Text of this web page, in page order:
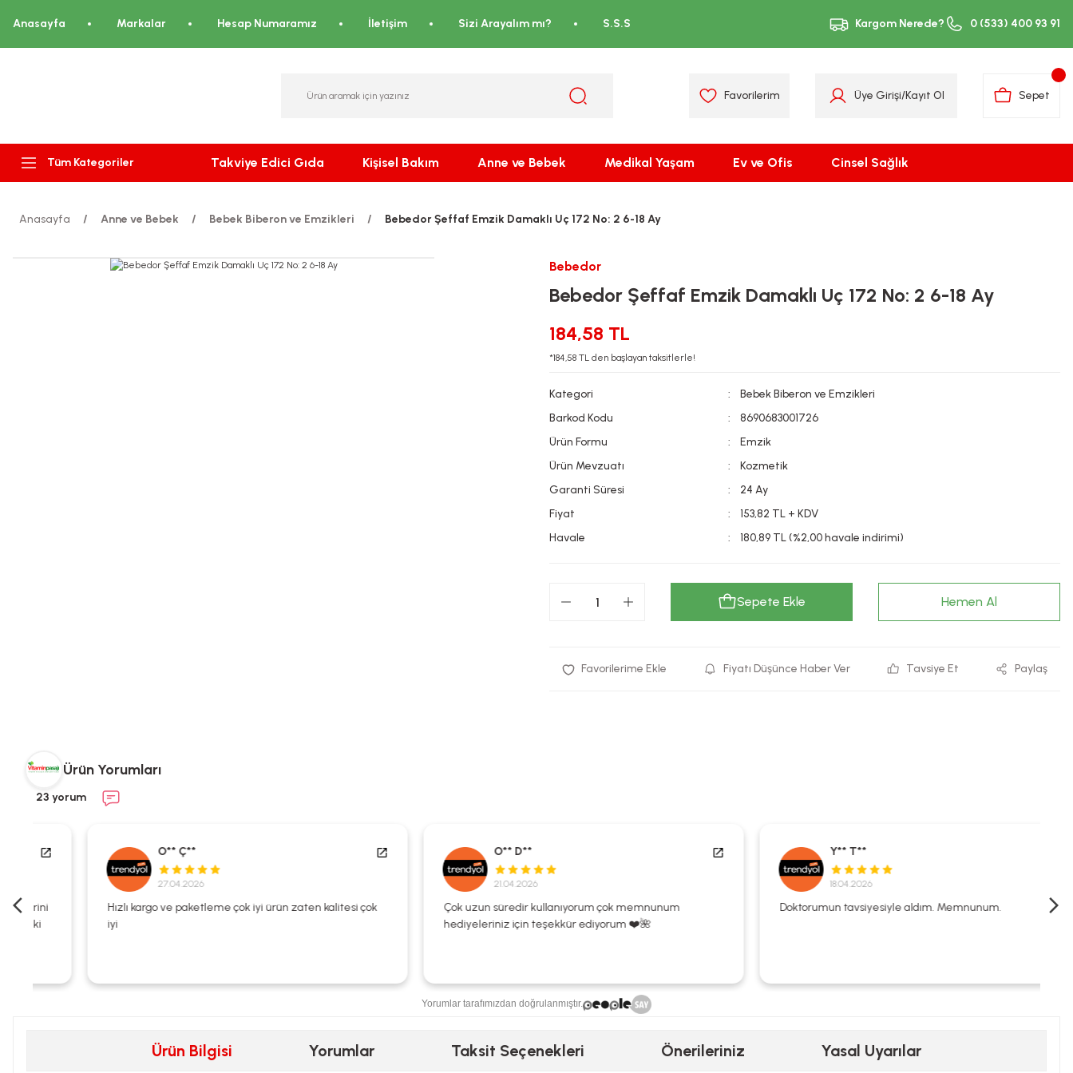
Anasayfa Markalar Hesap Numaramız İletişim Sizi Arayalım mı? S.S.S Kargom Nerede? 0 (533) 400 93 91
Favorilerim Üye Girişi/Kayıt Ol Sepet
Tüm Kategoriler Takviye Edici Gıda Kişisel Bakım Anne ve Bebek Medikal Yaşam Ev ve Ofis Cinsel Sağlık
Anasayfa Anne ve Bebek Bebek Biberon ve Emzikleri Bebedor Şeffaf Emzik Damaklı Uç 172 No: 2 6-18 Ay
Bebedor
Bebedor Şeffaf Emzik Damaklı Uç 172 No: 2 6-18 Ay
184,58 TL
*184,58 TL den başlayan taksitlerle!
Kategori
Bebek Biberon ve Emzikleri
Barkod Kodu
8690683001726
Ürün Formu
Emzik
Ürün Mevzuatı
Kozmetik
Garanti Süresi
24 Ay
Fiyat
153,82 TL + KDV
Havale
180,89 TL (%2,00 havale indirimi)
Sepete Ekle Hemen Al
Fiyatı Düşünce Haber Ver Tavsiye Et Paylaş
Ürün Yorumları
23 yorum
O** Ç**
27.04.2026
Hızlı kargo ve paketleme çok iyi ürün zaten kalitesi çok
O** D**
21.04.2026
Çok uzun süredir kullanıyorum çok memnunum
hediyeleriniz için teşekkür ediyorum ❤️🌺
Y** T**
18.04.2026
Doktorumun tavsiyesiyle aldım. Memnunum.
Yorumlar tarafımızdan doğrulanmıştır.
Ürün Bilgisi Yorumlar Taksit Seçenekleri Önerileriniz Yasal Uyarılar